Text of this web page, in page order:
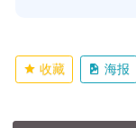
收藏 海报